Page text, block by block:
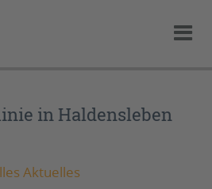
in Haldensleben
Aktuelles